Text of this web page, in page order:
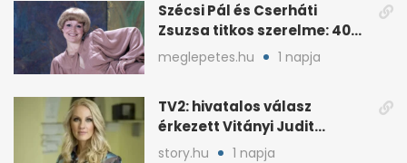
Szécsi Pál és Cserháti
Zsuzsa titkos szerelme: 40
év után derült ki
meglepetes.hu 1 napja
TV2: hivatalos válasz
érkezett Vitányi Judit
további szerepéről
story.hu 1 napja